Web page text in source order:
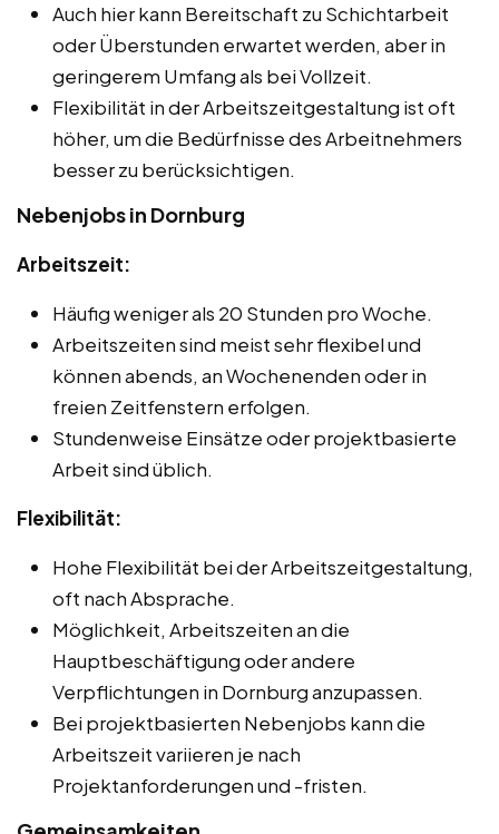
Auch hier kann Bereitschaft zu Schichtarbeit
oder Überstunden erwartet werden, aber in
geringerem Umfang als bei Vollzeit.
Flexibilität in der Arbeitszeitgestaltung ist oft
höher, um die Bedürfnisse des Arbeitnehmers
besser zu berücksichtigen.
Nebenjobs in Dornburg
Arbeitszeit:
Häufig weniger als 20 Stunden pro Woche.
Arbeitszeiten sind meist sehr flexibel und
können abends, an Wochenenden oder in
freien Zeitfenstern erfolgen.
Stundenweise Einsätze oder projektbasierte
Arbeit sind üblich.
Flexibilität:
Hohe Flexibilität bei der Arbeitszeitgestaltung,
oft nach Absprache.
Möglichkeit, Arbeitszeiten an die
Hauptbeschäftigung oder andere
Verpflichtungen in Dornburg anzupassen.
Bei projektbasierten Nebenjobs kann die
Arbeitszeit variieren je nach
Projektanforderungen und -fristen.